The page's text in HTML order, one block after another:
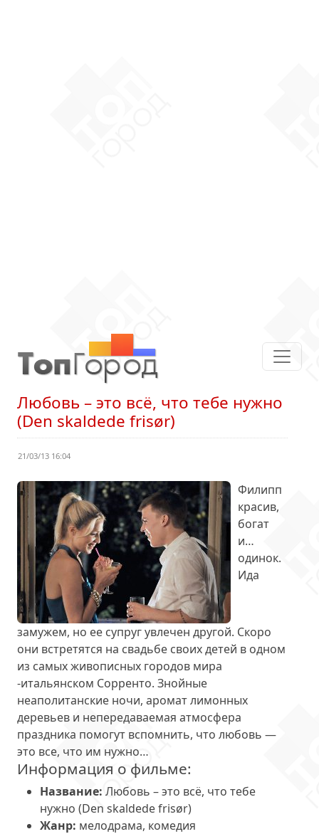
Любовь – это всё, что тебе нужно
(Den skaldede frisør)
21/03/13 16:04
Филипп
красив,
богат
и…
одинок.
Ида
замужем, но ее супруг увлечен другой. Скоро
они встретятся на свадьбе своих детей в одном
из самых живописных городов мира
-итальянском Сорренто. Знойные
неаполитанские ночи, аромат лимонных
деревьев и непередаваемая атмосфера
праздника помогут вспомнить, что любовь —
это все, что им нужно…
Информация о фильме:
Название: Любовь – это всё, что тебе
нужно (Den skaldede frisør)
Жанр: мелодрама, комедия